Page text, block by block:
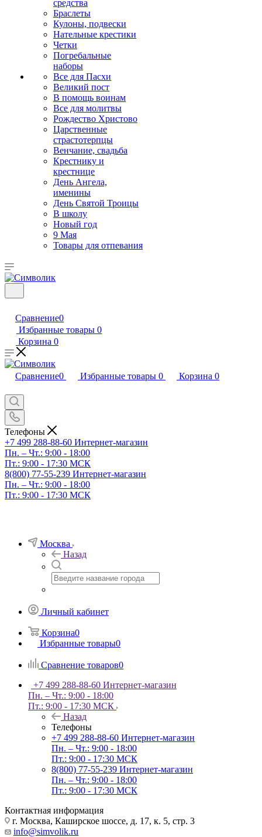
средства
Браслеты
Кулоны, подвески
Нательные крестики
Четки
Погребальные
наборы
Все для Пасхи
Великий пост
В помощь воинам
Все для молитвы
Рождество Христово
Царственные
страстотерпцы
Венчание, свадьба
Крестнику и
крестнице
День Ангела,
именины
День Святой Троицы
В школу
Новый год
9 Мая
Товары для отпевания
Сравнение0
Избранные товары 0
Корзина 0
Сравнение0 Избранные товары 0 Корзина 0
Телефоны
+7 499 288-88-60 Интернет-магазин
Пн. – Чт.: 9:00 - 18:00
Пт.: 9:00 - 17:30 МСК
8(800) 77-55-239 Интернет-магазин
Пн. – Чт.: 9:00 - 18:00
Пт.: 9:00 - 17:30 МСК
Москва
Назад
Личный кабинет
Корзина0
Избранные товары0
Сравнение товаров0
+7 499 288-88-60 Интернет-магазин
Пн. – Чт.: 9:00 - 18:00
Пт.: 9:00 - 17:30 МСК
Назад
Телефоны
+7 499 288-88-60 Интернет-магазин
Пн. – Чт.: 9:00 - 18:00
Пт.: 9:00 - 17:30 МСК
8(800) 77-55-239 Интернет-магазин
Пн. – Чт.: 9:00 - 18:00
Пт.: 9:00 - 17:30 МСК
Контактная информация
г. Москва, Каширское шоссе, д. 17, к. 5, стр. 3
info@simvolik.ru